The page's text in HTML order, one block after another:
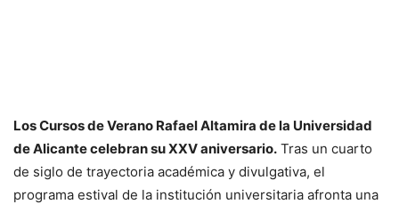
Los Cursos de Verano Rafael Altamira de la Universidad
de Alicante celebran su XXV aniversario. Tras un cuarto
de siglo de trayectoria académica y divulgativa, el
programa estival de la institución universitaria afronta una